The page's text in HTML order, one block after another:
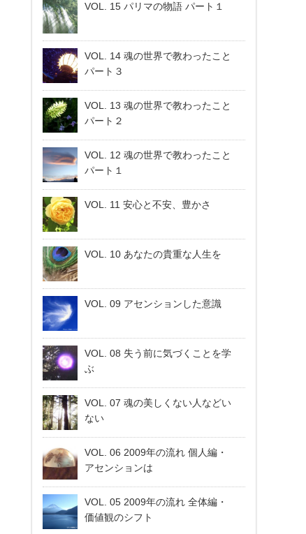
VOL. 15 パリマの物語 パート１
VOL. 14 魂の世界で教わったこと
パート３
VOL. 13 魂の世界で教わったこと
パート２
VOL. 12 魂の世界で教わったこと
パート１
VOL. 11 安心と不安、豊かさ
VOL. 10 あなたの貴重な人生を
VOL. 09 アセンションした意識
VOL. 08 失う前に気づくことを学
ぶ
VOL. 07 魂の美しくない人などい
ない
VOL. 06 2009年の流れ 個人編・
アセンションは
VOL. 05 2009年の流れ 全体編・
価値観のシフト